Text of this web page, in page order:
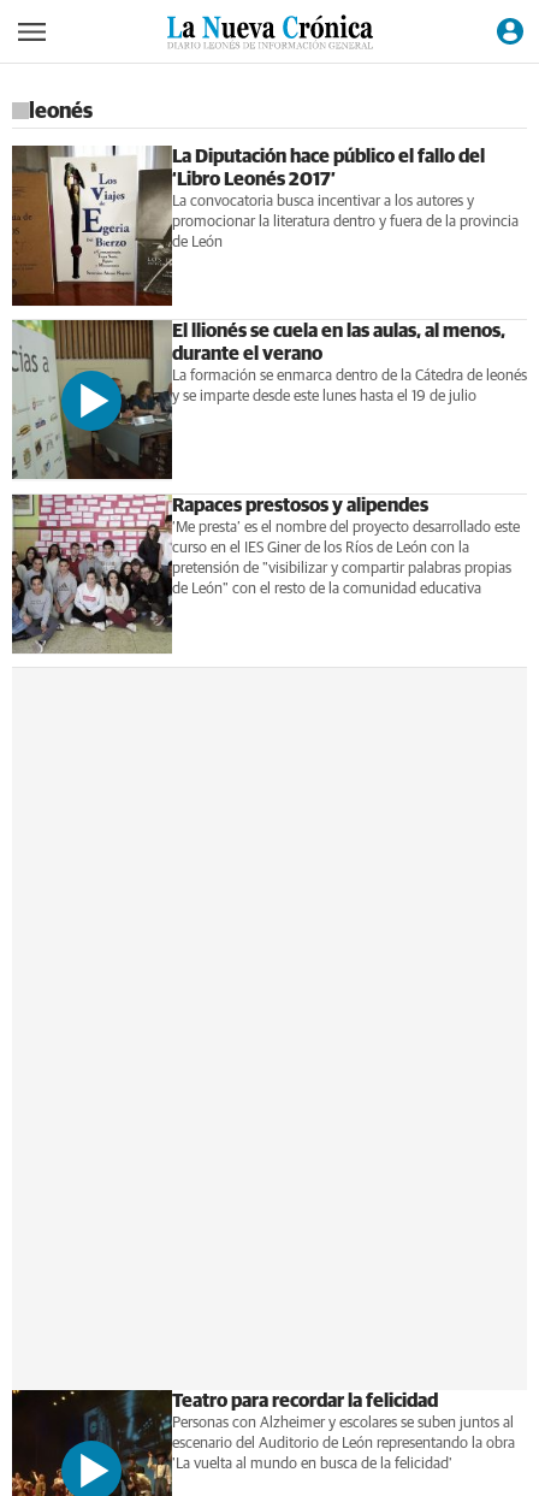
leonés
La Diputación hace público el fallo del
‘Libro Leonés 2017’
La convocatoria busca incentivar a los autores y
promocionar la literatura dentro y fuera de la provincia
de León
El llionés se cuela en las aulas, al menos,
durante el verano
La formación se enmarca dentro de la Cátedra de leonés
y se imparte desde este lunes hasta el 19 de julio
Rapaces prestosos y alipendes
‘Me presta’ es el nombre del proyecto desarrollado este
curso en el IES Giner de los Ríos de León con la
pretensión de "visibilizar y compartir palabras propias
de León" con el resto de la comunidad educativa
Teatro para recordar la felicidad
Personas con Alzheimer y escolares se suben juntos al
escenario del Auditorio de León representando la obra
'La vuelta al mundo en busca de la felicidad'